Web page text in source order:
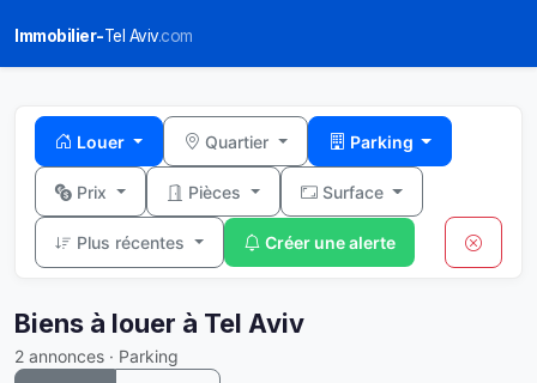
Immobilier-Tel Aviv.com
Louer Quartier Parking
Prix Pièces Surface
Plus récentes Créer une alerte
Biens à louer à Tel Aviv
2 annonces · Parking